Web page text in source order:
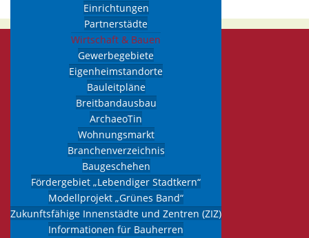
Einrichtungen
Partnerstädte
Wirtschaft & Bauen
Gewerbegebiete
Eigenheimstandorte
Bauleitpläne
Breitbandausbau
ArchaeoTin
Wohnungsmarkt
Branchenverzeichnis
Baugeschehen
Fördergebiet „Lebendiger Stadtkern“
Modellprojekt „Grünes Band“
Zukunftsfähige Innenstädte und Zentren (ZIZ)
Informationen für Bauherren
zu uns
09427 Ehrenfriedersdorf
Tel.: 037341 45-0
Fax: 037341 45-80
E-Mail:info@stadt-ehrenfriedersdorf.de
Internet:www.stadt-ehrenfriedersdorf.de